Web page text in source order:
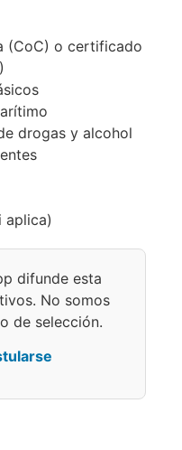
(CoC) o certificado
drogas y alcohol
aplica)
difunde esta
No somos
de selección.